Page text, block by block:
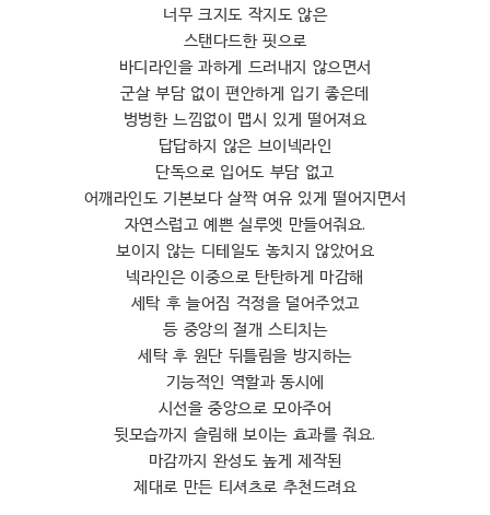
너무 크지도 작지도 않은
스탠다드한 핏으로
바디라인을 과하게 드러내지 않으면서
군살 부담 없이 편안하게 입기 좋은데
벙벙한 느낌없이 맵시 있게 떨어져요
답답하지 않은 브이넥라인
단독으로 입어도 부담 없고
어깨라인도 기본보다 살짝 여유 있게 떨어지면서
자연스럽고 예쁜 실루엣 만들어줘요.
보이지 않는 디테일도 놓치지 않았어요
넥라인은 이중으로 탄탄하게 마감해
세탁 후 늘어짐 걱정을 덜어주었고
등 중앙의 절개 스티치는
세탁 후 원단 뒤틀림을 방지하는
기능적인 역할과 동시에
시선을 중앙으로 모아주어
뒷모습까지 슬림해 보이는 효과를 줘요.
마감까지 완성도 높게 제작된
제대로 만든 티셔츠로 추천드려요